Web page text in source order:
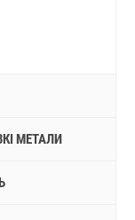
МЕТАЛИ